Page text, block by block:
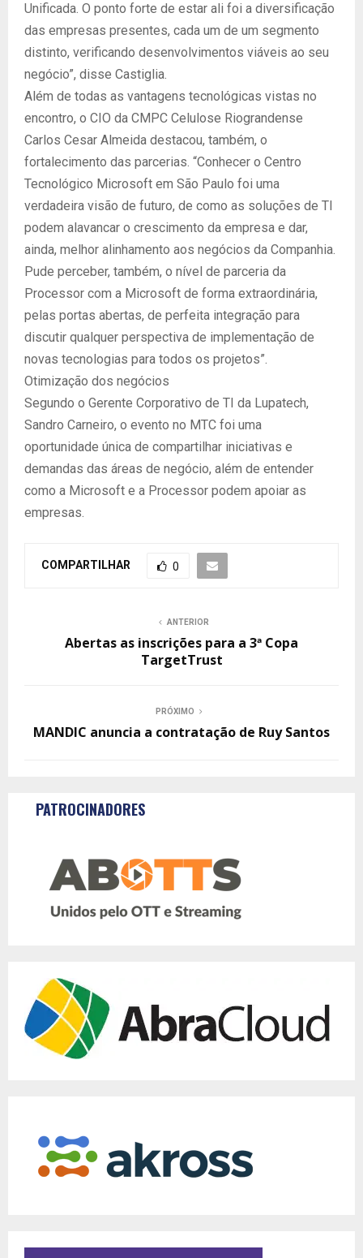
Unificada. O ponto forte de estar ali foi a diversificação
das empresas presentes, cada um de um segmento
distinto, verificando desenvolvimentos viáveis ao seu
negócio”, disse Castiglia.
Além de todas as vantagens tecnológicas vistas no
encontro, o CIO da CMPC Celulose Riograndense
Carlos Cesar Almeida destacou, também, o
fortalecimento das parcerias. “Conhecer o Centro
Tecnológico Microsoft em São Paulo foi uma
verdadeira visão de futuro, de como as soluções de TI
podem alavancar o crescimento da empresa e dar,
ainda, melhor alinhamento aos negócios da Companhia.
Pude perceber, também, o nível de parceria da
Processor com a Microsoft de forma extraordinária,
pelas portas abertas, de perfeita integração para
discutir qualquer perspectiva de implementação de
novas tecnologias para todos os projetos”.
Otimização dos negócios
Segundo o Gerente Corporativo de TI da Lupatech,
Sandro Carneiro, o evento no MTC foi uma
oportunidade única de compartilhar iniciativas e
demandas das áreas de negócio, além de entender
como a Microsoft e a Processor podem apoiar as
empresas.
COMPARTILHAR 0
ANTERIOR
Abertas as inscrições para a 3ª Copa
TargetTrust
PRÓXIMO
MANDIC anuncia a contratação de Ruy Santos
PATROCINADORES